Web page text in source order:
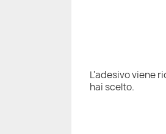
L'adesivo viene
hai scelto.